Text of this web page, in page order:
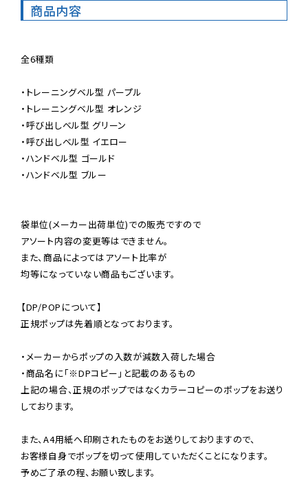
商品内容
全6種類
・トレーニングベル型 パープル
・トレーニングベル型 オレンジ
・呼び出しベル型 グリーン
・呼び出しベル型 イエロー
・ハンドベル型 ゴールド
・ハンドベル型 ブルー
袋単位(メーカー出荷単位)での販売ですので
アソート内容の変更等はできません。
また、商品によってはアソート比率が
均等になっていない商品もございます。
【DP/POPについて】
正規ポップは先着順となっております。
・メーカーからポップの入数が減数入荷した場合
・商品名に「※DPコピー」と記載のあるもの
上記の場合、正規のポップではなくカラーコピーのポップをお送り
しております。
また、A4用紙へ印刷されたものをお送りしておりますので、
お客様自身でポップを切って使用していただくことになります。
予めご了承の程、お願い致します。